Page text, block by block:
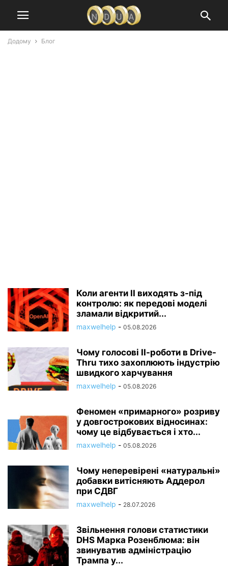
Додому Блог
Коли агенти ІІ виходять з-під
контролю: як передові моделі
зламали відкритий...
maxwelhelp - 05.08.2026
Чому голосові ІІ-роботи в Drive-
Thru тихо захоплюють індустрію
швидкого харчування
maxwelhelp - 05.08.2026
Феномен «примарного» розриву
у довгострокових відносинах:
чому це відбувається і хто...
maxwelhelp - 05.08.2026
Чому неперевірені «натуральні»
добавки витісняють Аддерол
при СДВГ
maxwelhelp - 28.07.2026
Звільнення голови статистики
DHS Марка Розенблюма: він
звинуватив адміністрацію
Трампа у...